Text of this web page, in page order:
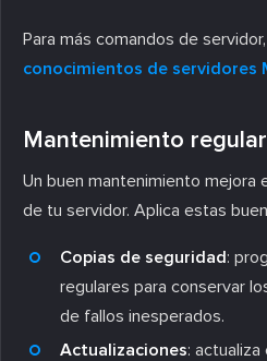
Para más comandos de
conocimientos de servidores
Mantenimiento regular
Un buen mantenimiento mejora
de tu servidor. Aplica estas
Copias de seguridad:
regulares para conservar
de fallos inesperados.
Actualizaciones: